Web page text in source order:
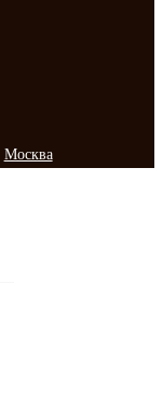
Москва